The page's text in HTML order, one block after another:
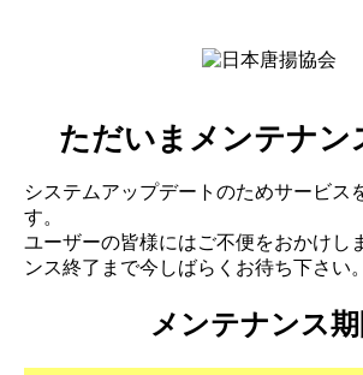
ただいまメンテナン
システムアップデートのためサービス
す。
ユーザーの皆様にはご不便をおかけし
ンス終了まで今しばらくお待ち下さい。
メンテナンス期